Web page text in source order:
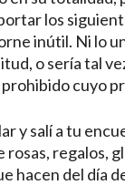
los
inútil. Ni lo
o sería tal
cuyo
y salí a tu
rosas, regalos,
hacen del día